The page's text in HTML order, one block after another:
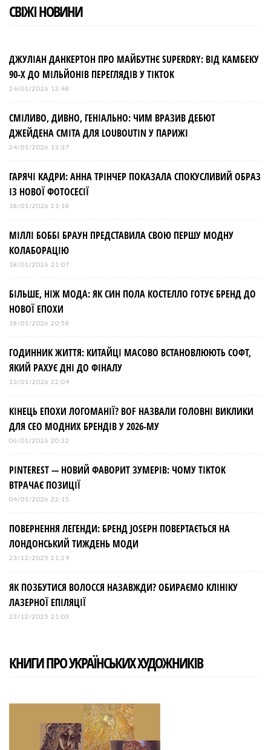
СВІЖІ НОВИНИ
ДЖУЛІАН ДАНКЕРТОН ПРО МАЙБУТНЄ SUPERDRY: ВІД КАМБЕКУ
90-Х ДО МІЛЬЙОНІВ ПЕРЕГЛЯДІВ У TIKTOK
24/01/2026 13:48
СМІЛИВО, ДИВНО, ГЕНІАЛЬНО: ЧИМ ВРАЗИВ ДЕБЮТ
ДЖЕЙДЕНА СМІТА ДЛЯ LOUBOUTIN У ПАРИЖІ
24/01/2026 13:37
ГАРЯЧІ КАДРИ: АННА ТРІНЧЕР ПОКАЗАЛА СПОКУСЛИВИЙ ОБРАЗ
ІЗ НОВОЇ ФОТОСЕСІЇ
18/01/2026 21:18
МІЛЛІ БОББІ БРАУН ПРЕДСТАВИЛА СВОЮ ПЕРШУ МОДНУ
КОЛАБОРАЦІЮ
18/01/2026 21:07
БІЛЬШЕ, НІЖ МОДА: ЯК СИН ПОЛА КОСТЕЛЛО ГОТУЄ БРЕНД ДО
НОВОЇ ЕПОХИ
18/01/2026 20:58
ГОДИННИК ЖИТТЯ: КИТАЙЦІ МАСОВО ВСТАНОВЛЮЮТЬ СОФТ,
ЯКИЙ РАХУЄ ДНІ ДО ФІНАЛУ
13/01/2026 22:09
КІНЕЦЬ ЕПОХИ ЛОГОМАНІЇ? BOF НАЗВАЛИ ГОЛОВНІ ВИКЛИКИ
ДЛЯ СЕО МОДНИХ БРЕНДІВ У 2026-МУ
06/01/2026 20:32
PINTEREST — НОВИЙ ФАВОРИТ ЗУМЕРІВ: ЧОМУ TIKTOK
ВТРАЧАЄ ПОЗИЦІЇ
04/01/2026 22:15
ПОВЕРНЕННЯ ЛЕГЕНДИ: БРЕНД JOSEPH ПОВЕРТАЄТЬСЯ НА
ЛОНДОНСЬКИЙ ТИЖДЕНЬ МОДИ
23/12/2025 21:29
ЯК ПОЗБУТИСЯ ВОЛОССЯ НАЗАВЖДИ? ОБИРАЄМО КЛІНІКУ
ЛАЗЕРНОЇ ЕПІЛЯЦІЇ
23/12/2025 21:03
КНИГИ ПРО УКРАЇНСЬКИХ ХУДОЖНИКІВ